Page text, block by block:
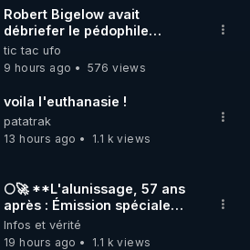
l’application de méditation et
:
www.envol.app/code
Robert Bigelow avait
débriefer le pédophile
génocidaire de donald j
trump
tic tac ufo
9 hours ago
576 views
voila l'euthanasie !
patatrak
13 hours ago
1.1 k views
🌕🚀 **L'alunissage, 57 ans
après : Émission spéciale
avec John Doe !** 👨 🚀✨
Infos et vérité
19 hours ago
1.1 k views